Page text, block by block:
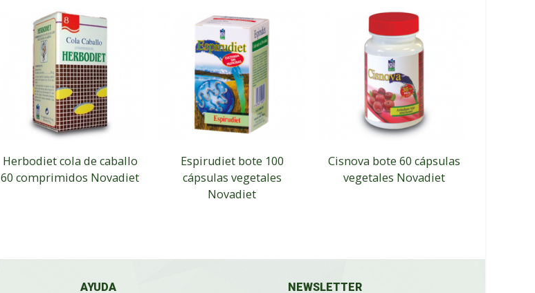
Herbodiet cola de caballo
60 comprimidos Novadiet
Espirudiet bote 100
cápsulas vegetales
Novadiet
Cisnova bote 60 cápsulas
vegetales Novadiet
AYUDA
NEWSLETTER